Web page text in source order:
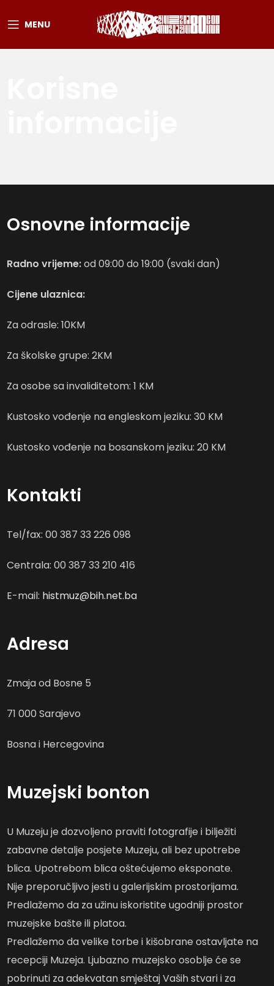
MENU
Osnovne informacije
Radno vrijeme:od 09:00 do 19:00 (svaki dan)
Cijene ulaznica:
Za odrasle: 10KM
Za školske grupe: 2KM
Za osobe sa invaliditetom: 1 KM
Kustosko vođenje na engleskom jeziku: 30 KM
Kustosko vođenje na bosanskom jeziku: 20 KM
Kontakti
Tel/fax: 00 387 33 226 098
Centrala: 00 387 33 210 416
E-mail: histmuz@bih.net.ba
Adresa
Zmaja od Bosne 5
71 000 Sarajevo
Bosna i Hercegovina
Muzejski bonton
U Muzeju je dozvoljeno praviti fotografije i bilježiti
zabavne detalje posjete Muzeju, ali bez upotrebe
blica. Upotrebom blica oštećujemo eksponate.
Nije preporučljivo jesti u galerijskim prostorijama.
Predlažemo da za užinu iskoristite ugodniji prostor
muzejske bašte ili platoa.
Predlažemo da velike torbe i kišobrane ostavljate na
recepciji Muzeja. Ljubazno muzejsko osoblje će se
pobrinuti za adekvatan smještaj Vaših stvari i za